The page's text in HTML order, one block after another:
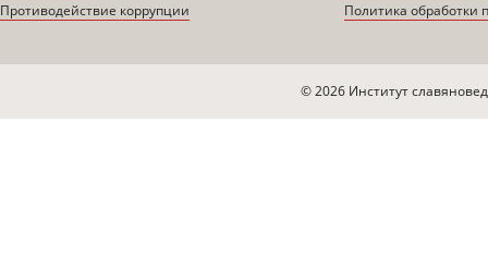
Противодействие коррупции
Политика обработки
© 2026 Институт